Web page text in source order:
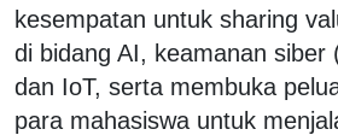
kesempatan untuk sharing
di bidang AI, keamanan siber
dan IoT, serta membuka
para mahasiswa untuk